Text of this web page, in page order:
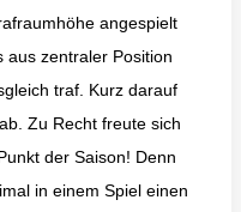
angespielt
aus zentraler Position
traf. Kurz darauf
Zu Recht freute sich
der Saison! Denn
in einem Spiel einen